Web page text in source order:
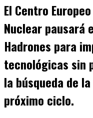
El Centro
Nuclear pausará
Hadrones para
tecnológicas sin
la búsqueda de
próximo ciclo.